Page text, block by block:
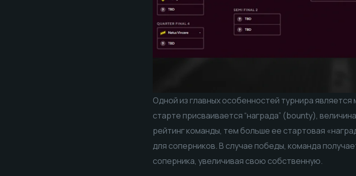
Одной из главных особенностей турнира
старте присваивается “награда” (bounty),
рейтинг команды, тем больше ее стартовая
для соперников. В случае победы, команда
соперника, увеличивая свою собственную.